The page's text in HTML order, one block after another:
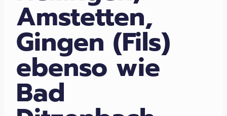
Amstetten,
Gingen (Fils)
ebenso wie
Bad